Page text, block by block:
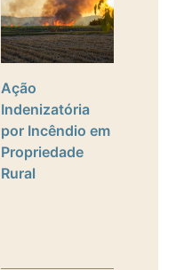
Ação
Indenizatória
por Incêndio em
Propriedade
Rural